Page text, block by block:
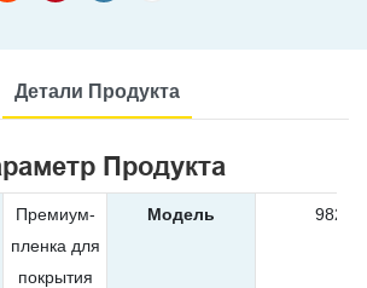
Детали Продукта
Продукта
Премиум-
пленка для
покрытия
Модель 9820